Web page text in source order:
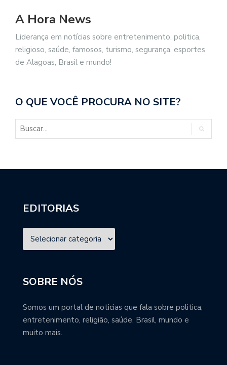
A Hora News
Liderança em notícias sobre entretenimento, politica,
religioso, saúde, famosos, turismo, segurança, esportes
de Alagoas, Brasil e mundo!
O QUE VOCÊ PROCURA NO SITE?
EDITORIAS
SOBRE NÓS
Somos um portal de noticias que fala sobre politica,
entretenimento, religião, saúde, Brasil, mundo e
muito mais.